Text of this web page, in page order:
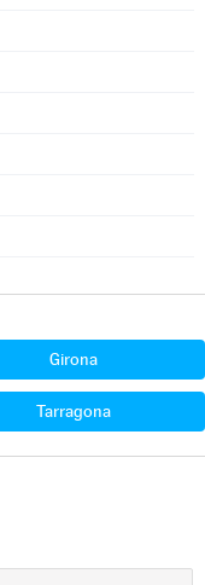
Girona
Tarragona